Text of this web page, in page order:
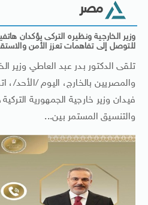
مصر
وزير الخارجية ونظيره التركى يؤكدان
للتوصل إلى تفاهمات تعزز الأمن
تلقى الدكتور بدر عبد العاطي وزير
والمصريين بالخارج، اليوم /الأحد/،
فيدان وزير خارجية الجمهورية
والتنسيق المستمر بين...